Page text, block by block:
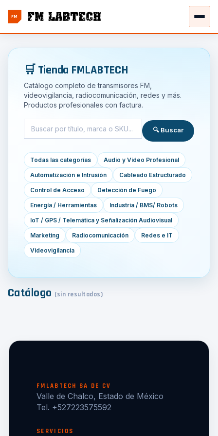
FM
🛒 Tienda FMLABTECH
Catálogo completo de transmisores FM,
videovigilancia, radiocomunicación, redes y más.
Productos profesionales con factura.
🔍 Buscar
Todas las categorías Audio y Video Profesional
Automatización e Intrusión Cableado Estructurado
Control de Acceso Detección de Fuego
Energía / Herramientas Industria / BMS/ Robots
IoT / GPS / Telemática y Señalización Audiovisual
Marketing Radiocomunicación Redes e IT
Videovigilancia
Catálogo (sin resultados)
FMLABTECH SA DE CV
Valle de Chalco, Estado de México
Tel. +527223575592
SERVICIOS